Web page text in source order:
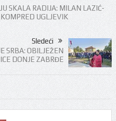
SKALA RADIJA: MILAN LAZIĆ-
UGLJEVIK
Sledeći
SRBA: OBILJEŽEN
DONJE ZABRĐE